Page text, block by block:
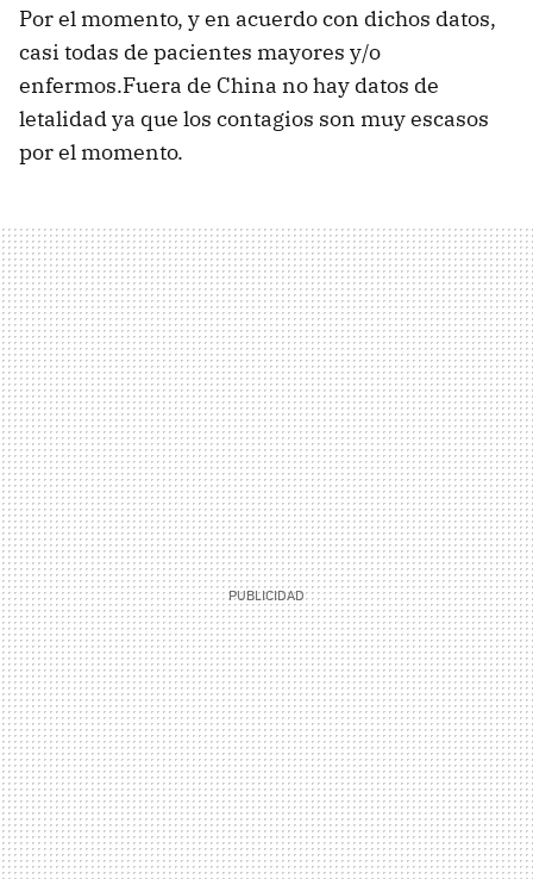
Por el momento, y en acuerdo con dichos datos,
casi todas de pacientes mayores y/o
enfermos.Fuera de China no hay datos de
letalidad ya que los contagios son muy escasos
por el momento.